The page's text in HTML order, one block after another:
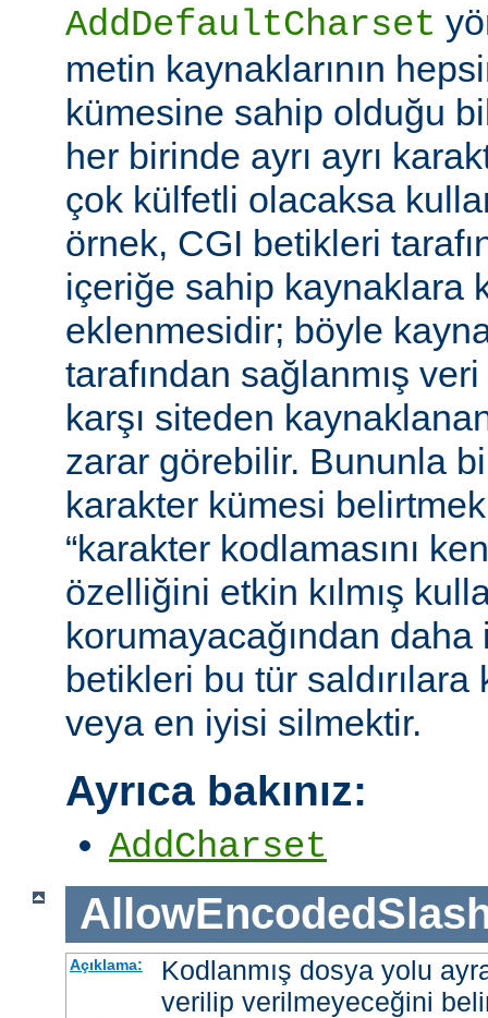
AddDefaultCharset
metin kaynaklarının
kümesine sahip olduğu
her birinde ayrı ayrı
çok külfetli olacaksa
örnek, CGI betikleri
içeriğe sahip kaynaklara
eklenmesidir; böyle
tarafından sağlanmış
karşı siteden
zarar görebilir. Bununla
karakter kümesi
“karakter kodlamasını
özelliğini etkin kılmış
korumayacağından
betikleri bu tür saldırılara
veya en iyisi silmektir.
Ayrıca bakınız:
AddCharset
Açıklama:
Kodlanmış dosya yolu
verilip verilmeyeceğini